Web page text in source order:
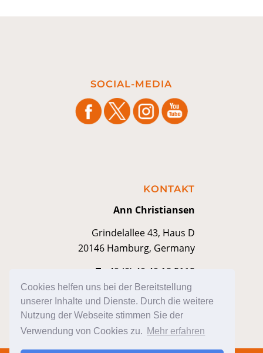
Cookies helfen uns bei der Bereitstellung
unserer Inhalte und Dienste. Durch die weitere
Nutzung der Webseite stimmen Sie der
Verwendung von Cookies zu. Mehr erfahren
SOCIAL-MEDIA
KONTAKT
Ann Christiansen
Grindelallee 43, Haus D
20146 Hamburg, Germany
T +49 (0) 40 40 18 5115
Mkontakt@anniann.com